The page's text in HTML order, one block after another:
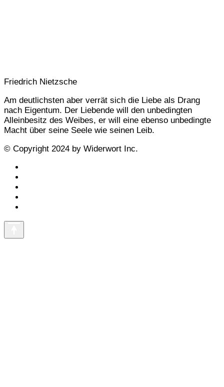
Friedrich Nietzsche
Am deutlichsten aber verrät sich die Liebe als Drang
nach Eigentum. Der Liebende will den unbedingten
Alleinbesitz des Weibes, er will eine ebenso unbedingte
Macht über seine Seele wie seinen Leib.
© Copyright 2024 by Widerwort Inc.